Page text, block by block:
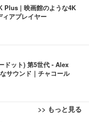
| 映画館のような4K
アプレイヤー
ドット) 第5世代 - Alex
サウンド｜チャコール
>> もっと見る